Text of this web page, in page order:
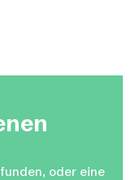
oder eine